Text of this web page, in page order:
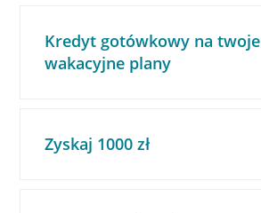
Kredyt gotówkowy na twoje
wakacyjne plany
Zyskaj 1000 zł